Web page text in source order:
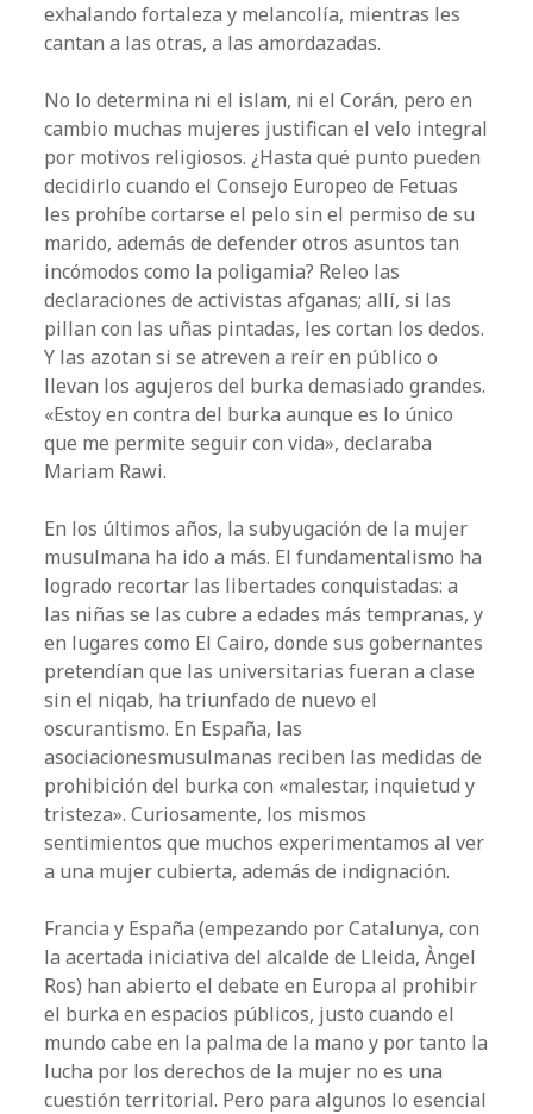
exhalando fortaleza y melancolía, mientras les
cantan a las otras, a las amordazadas.
No lo determina ni el islam, ni el Corán, pero en
cambio muchas mujeres justifican el velo integral
por motivos religiosos. ¿Hasta qué punto pueden
decidirlo cuando el Consejo Europeo de Fetuas
les prohíbe cortarse el pelo sin el permiso de su
marido, además de defender otros asuntos tan
incómodos como la poligamia? Releo las
declaraciones de activistas afganas; allí, si las
pillan con las uñas pintadas, les cortan los dedos.
Y las azotan si se atreven a reír en público o
llevan los agujeros del burka demasiado grandes.
«Estoy en contra del burka aunque es lo único
que me permite seguir con vida», declaraba
Mariam Rawi.
En los últimos años, la subyugación de la mujer
musulmana ha ido a más. El fundamentalismo ha
logrado recortar las libertades conquistadas: a
las niñas se las cubre a edades más tempranas, y
en lugares como El Cairo, donde sus gobernantes
pretendían que las universitarias fueran a clase
sin el niqab, ha triunfado de nuevo el
oscurantismo. En España, las
asociacionesmusulmanas reciben las medidas de
prohibición del burka con «malestar, inquietud y
tristeza». Curiosamente, los mismos
sentimientos que muchos experimentamos al ver
a una mujer cubierta, además de indignación.
Francia y España (empezando por Catalunya, con
la acertada iniciativa del alcalde de Lleida, Àngel
Ros) han abierto el debate en Europa al prohibir
el burka en espacios públicos, justo cuando el
mundo cabe en la palma de la mano y por tanto la
lucha por los derechos de la mujer no es una
cuestión territorial. Pero para algunos lo esencial